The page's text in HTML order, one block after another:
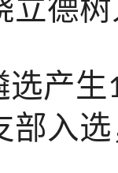
立德
选产生
部入选